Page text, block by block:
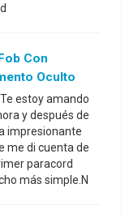
Con
Oculto
estoy amando
y después de
impresionante
me di cuenta de
paracord
más simple.N